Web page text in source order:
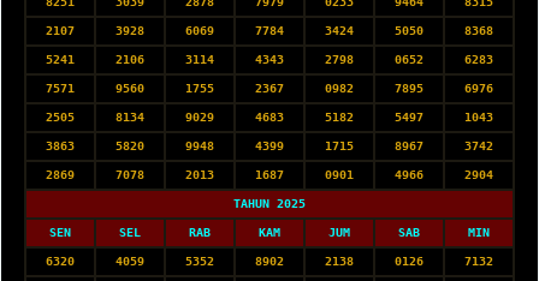
2107 3928 6069 7784 3424 5050 8368
5241 2106 3114 4343 2798 0652 6283
7571 9560 1755 2367 0982 7895 6976
2505 8134 9029 4683 5182 5497 1043
3863 5820 9948 4399 1715 8967 3742
2869 7078 2013 1687 0901 4966 2904
TAHUN 2025
SEN SEL RAB KAM JUM SAB MIN
6320 4059 5352 8902 2138 0126 7132